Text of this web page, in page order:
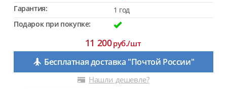
Гарантия:
1 год
Подарок при покупке:
11 200руб./шт
Бесплатная доставка "Почтой России"
Нашли дешевле?